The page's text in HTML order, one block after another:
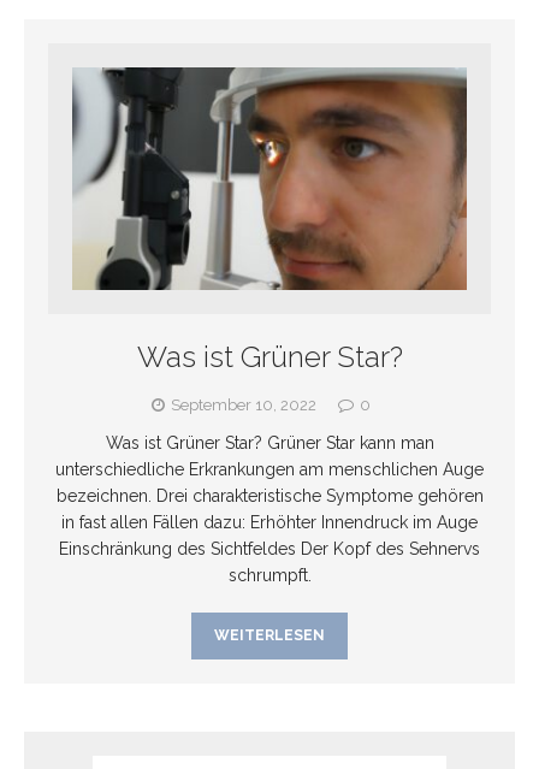
Was ist Grüner Star?
September 10, 2022 0
Was ist Grüner Star? Grüner Star kann man
unterschiedliche Erkrankungen am menschlichen Auge
bezeichnen. Drei charakteristische Symptome gehören
in fast allen Fällen dazu: Erhöhter Innendruck im Auge
Einschränkung des Sichtfeldes Der Kopf des Sehnervs
schrumpft.
WEITERLESEN